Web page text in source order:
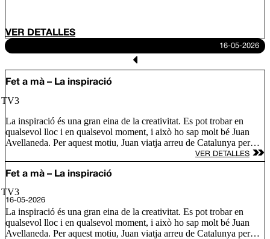
VER DETALLES
16-05-2026
Fet a mà – La inspiració
TV3
La inspiració és una gran eina de la creativitat. Es pot trobar en
qualsevol lloc i en qualsevol moment, i això ho sap molt bé Juan
Avellaneda. Per aquest motiu, Juan viatja arreu de Catalunya per
conèixer les fonts d’inspiració de tres nous artesans i descobrim com
s’inspira Lily Brick, una artista d’alçada amb murals arreu del món;
Ramón Monegal, un perfumista que defensa que l’olor és
únique.
VER DETALLES
Fet a mà – La inspiració
TV3
16-05-2026
La inspiració és una gran eina de la creativitat. Es pot trobar en
qualsevol lloc i en qualsevol moment, i això ho sap molt bé Juan
Avellaneda. Per aquest motiu, Juan viatja arreu de Catalunya per